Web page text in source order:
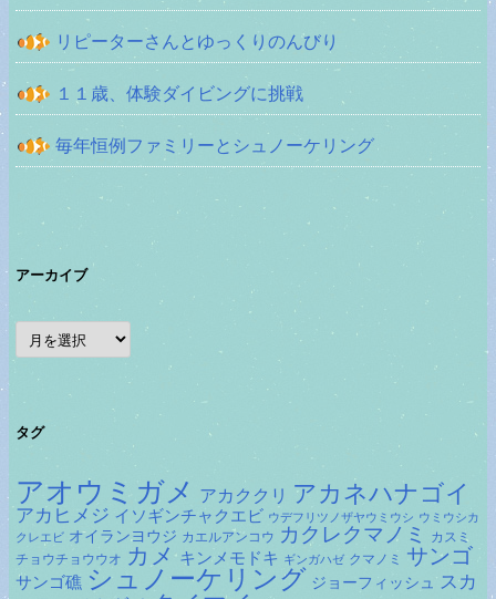
リピーターさんとゆっくりのんびり
１１歳、体験ダイビングに挑戦
毎年恒例ファミリーとシュノーケリング
アーカイブ
ア
ー
カ
タグ
アオウミガメ アカククリ アカネハナゴイ
アカヒメジ イソギンチャクエビ ウデフリツノザヤウミウシ ウミウシカ
クレエビ オイランヨウジ カエルアンコウ カクレクマノミ
カスミ
チョウチョウウオ カメ キンメモドキ ギンガハゼ クマノミ サンゴ
サンゴ礁 シュノーケリング ジョーフィッシュ スカ